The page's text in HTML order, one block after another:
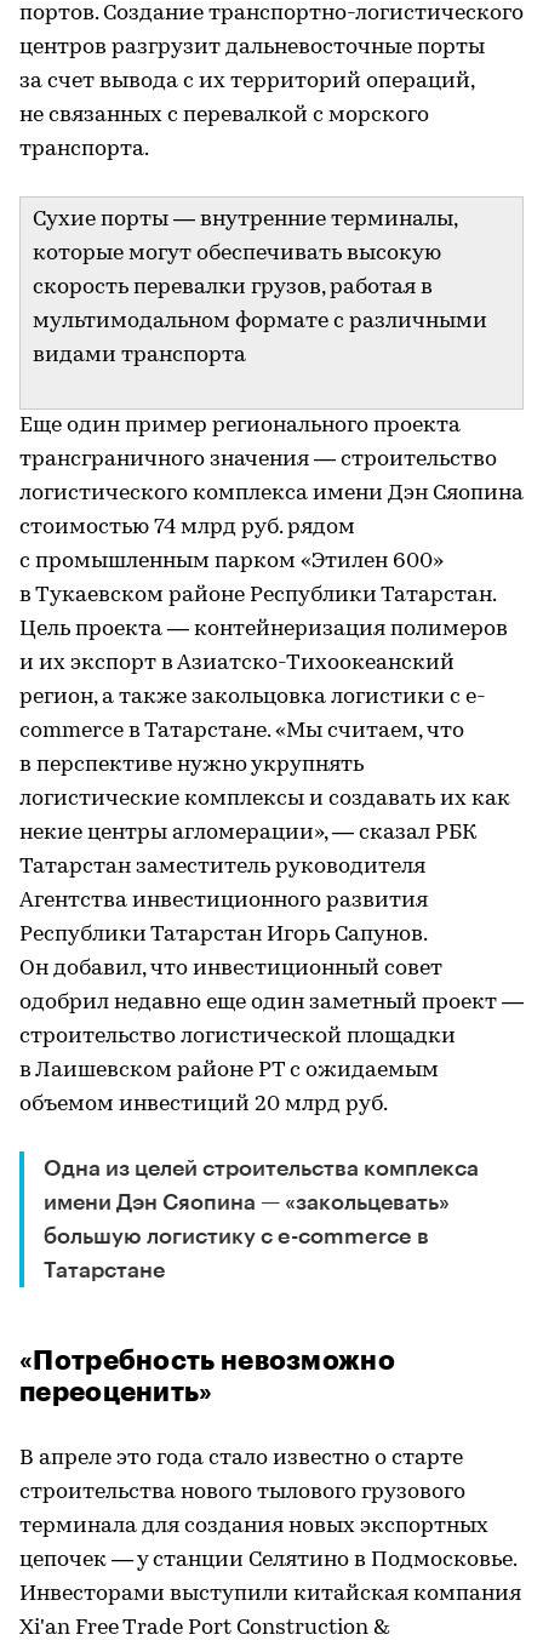
портов. Создание транспортно-логистического
центров разгрузит дальневосточные порты
за счет вывода с их территорий операций,
не связанных с перевалкой с морского
транспорта.
Сухие порты — внутренние терминалы,
которые могут обеспечивать высокую
скорость перевалки грузов, работая в
мультимодальном формате с различными
видами транспорта
Еще один пример регионального проекта
трансграничного значения — строительство
логистического комплекса имени Дэн Сяопина
стоимостью 74 млрд руб. рядом
с промышленным парком «Этилен 600»
в Тукаевском районе Республики Татарстан.
Цель проекта — контейнеризация полимеров
и их экспорт в Азиатско-Тихоокеанский
регион, а также закольцовка логистики с e-
commerce в Татарстане. «Мы считаем, что
в перспективе нужно укрупнять
логистические комплексы и создавать их как
некие центры агломерации», — сказал РБК
Татарстан заместитель руководителя
Агентства инвестиционного развития
Республики Татарстан Игорь Сапунов.
Он добавил, что инвестиционный совет
одобрил недавно еще один заметный проект —
строительство логистической площадки
в Лаишевском районе РТ с ожидаемым
объемом инвестиций 20 млрд руб.
Одна из целей строительства комплекса
имени Дэн Сяопина — «закольцевать»
большую логистику с e-commerce в
Татарстане
«Потребность невозможно
переоценить»
В апреле это года стало известно о старте
строительства нового тылового грузового
терминала для создания новых экспортных
цепочек — у станции Селятино в Подмосковье.
Инвесторами выступили китайская компания
Xi'an Free Trade Port Construction &